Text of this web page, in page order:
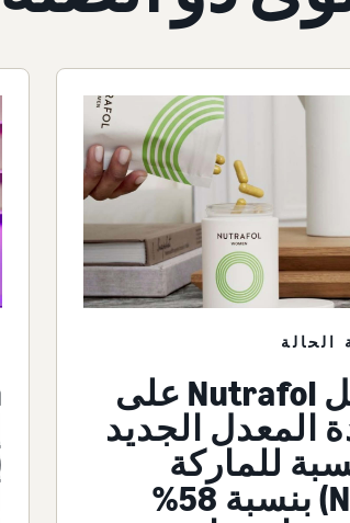
الحالة
تعمل Nutrafol على
المعدل الجديد
للماركة
(NTB) بنسبة 58%